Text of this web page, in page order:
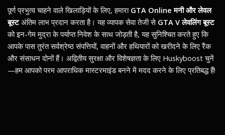
पूर्ण प्रभुत्व चाहने वाले खिलाड़ियों के लिए, हमारा GTA Online मनी और लेवल
बूस्टअंतिम लाभ प्रदान करता है। यह व्यापक सेवा तेजी से GTA V लेवलिंग बूस्ट
को इन-गेम मुद्रा के पर्याप्त निवेश के साथ जोड़ती है, यह सुनिश्चित करते हुए कि
आपके पास तुरंत सर्वश्रेष्ठ संपत्तियों, वाहनों और हथियारों को खरीदने के लिए रैंक
और संसाधन दोनों हैं। अद्वितीय सुरक्षा और विशेषज्ञता के लिए Huskyboost चुनें
—हम आपको परम आपराधिक मास्टरमाइंड बनने में मदद करने के लिए प्रतिबद्ध हैं!